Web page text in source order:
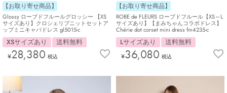
【お取り寄せ商品】
Glossy ローブドフルールグロッシー 【XS
サイズあり】クロシェリブニットセットア
ップミニキャバドレス gl5015-c
XSサイズあり 送料無料
¥28,380 税込
【お取り寄せ商品】
ROBE de FLEURS ローブドフルール【XS～L
サイズあり】【まみちゃんコラボドレス】
Chérie dot corset mini dress fm4235-c
Lサイズあり 送料無料
¥36,080 税込